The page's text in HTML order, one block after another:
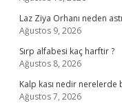
Laz Ziya Orhanı neden
Ağustos 9, 2026
Sırp alfabesi kaç harftir ?
Ağustos 8, 2026
Kalp kası nedir nerelerde
Ağustos 7, 2026